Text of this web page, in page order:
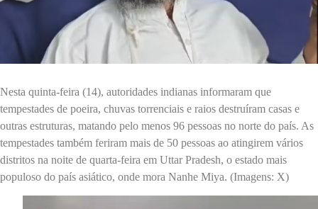
Nesta quinta-feira (14), autoridades indianas informaram que
tempestades de poeira, chuvas torrenciais e raios destruíram casas e
outras estruturas, matando pelo menos 96 pessoas no norte do país. As
tempestades também feriram mais de 50 pessoas ao atingirem vários
distritos na noite de quarta-feira em Uttar Pradesh, o estado mais
populoso do país asiático, onde mora Nanhe Miya. (Imagens: X)